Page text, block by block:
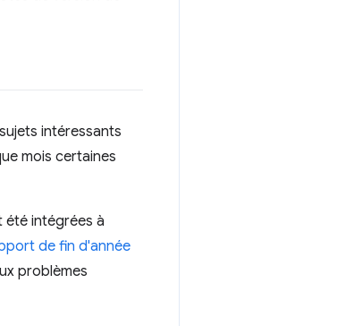
intéressants
mois certaines
été intégrées à
de fin d'année
problèmes